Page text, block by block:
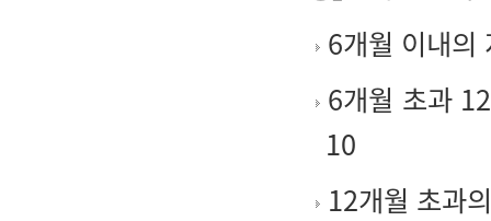
6개월 이내의
6개월 초과
10
12개월 초과